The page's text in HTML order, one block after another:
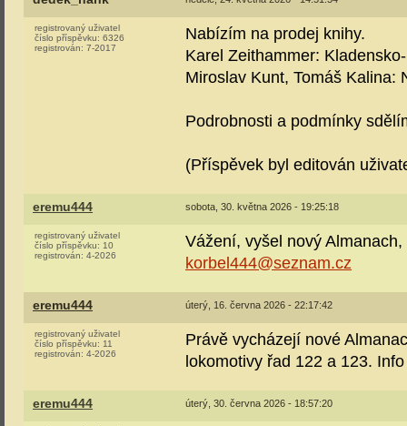
registrovaný uživatel
číslo příspěvku: 6326
registrován: 7-2017
Nabízím na prodej knihy.
Karel Zeithammer:
Miroslav Kunt, Tomáš Kalina:
Podrobnosti a podmínky
(Příspěvek byl editován
eremu444 sobota, 30. května 2026 - 19:25:18
registrovaný uživatel
číslo příspěvku: 10
registrován: 4-2026
Vážení, vyšel nový
korbel444@seznam.cz
eremu444 úterý, 16. června 2026 - 22:17:42
registrovaný uživatel
číslo příspěvku: 11
registrován: 4-2026
Právě vycházejí nové
lokomotivy řad 122 a 123.
eremu444 úterý, 30. června 2026 - 18:57:20